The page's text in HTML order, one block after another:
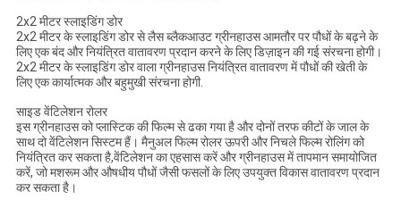
2x2 मीटर स्लाइडिंग डोर
2x2 मीटर के स्लाइडिंग डोर से लैस ब्लैकआउट ग्रीनहाउस आमतौर पर पौधों के बढ़ने के
लिए एक बंद और नियंत्रित वातावरण प्रदान करने के लिए डिज़ाइन की गई संरचना होगी।
2x2 मीटर के स्लाइडिंग डोर वाला ग्रीनहाउस नियंत्रित वातावरण में पौधों की खेती के
लिए एक कार्यात्मक और बहुमुखी संरचना होगी.
साइड वेंटिलेशन रोलर
इस ग्रीनहाउस को प्लास्टिक की फिल्म से ढका गया है और दोनों तरफ कीटों के जाल के
साथ दो वेंटिलेशन सिस्टम हैं। मैनुअल फिल्म रोलर ऊपरी और निचले फिल्म रोलिंग को
नियंत्रित कर सकता है,वेंटिलेशन का एहसास करें और ग्रीनहाउस में तापमान समायोजित
करें, जो मशरूम और औषधीय पौधों जैसी फसलों के लिए उपयुक्त विकास वातावरण प्रदान
कर सकता है।